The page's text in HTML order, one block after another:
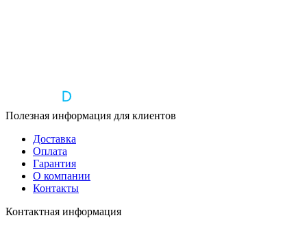
Полезная информация для клиентов
Доставка
Оплата
Гарантия
О компании
Контакты
Контактная информация